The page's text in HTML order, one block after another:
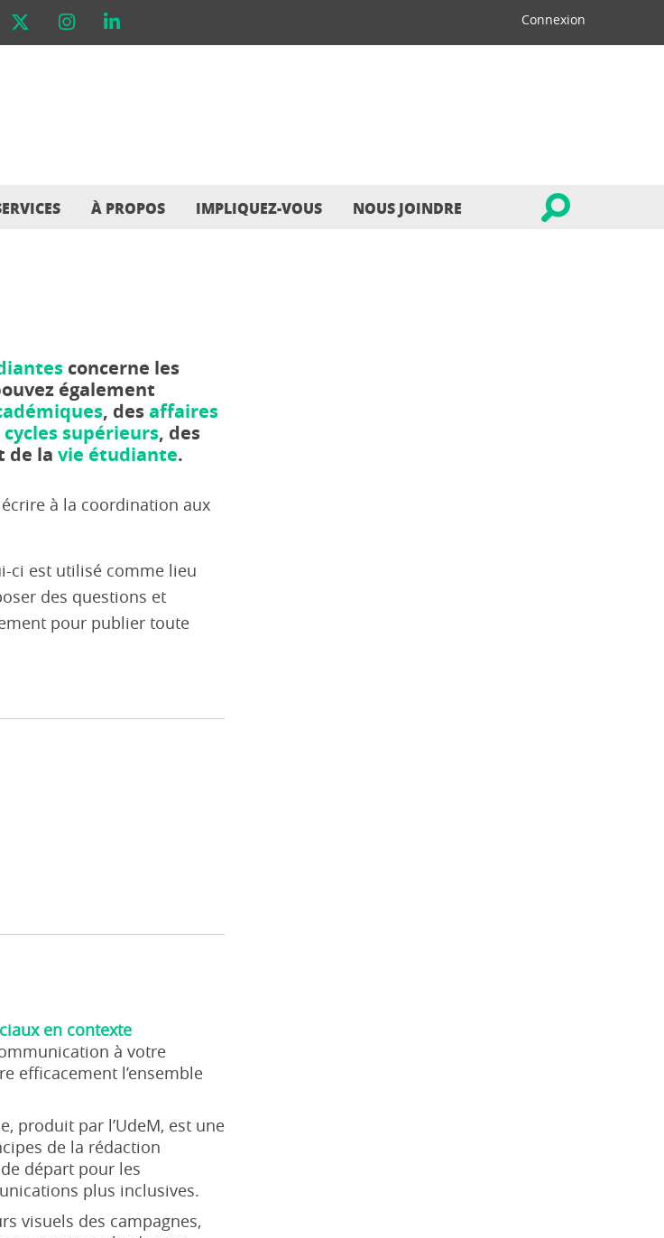
Connexion
À PROPOS IMPLIQUEZ-VOUS NOUS JOINDRE
concerne les
également
, desaffaires
cycles supérieurs, des
de la vie étudiante.
à la coordination aux
ci est utilisé comme lieu
des questions et
pour publier toute
en contexte
à votre
efficacement l’ensemble
produit par l’UdeM, est une
de la rédaction
départ pour les
plus inclusives.
visuels des campagnes,